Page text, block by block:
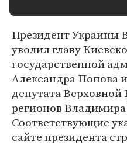
Президент Украины
уволил главу
государственной
Александра Попова
депутата
регионов
Соответствующие
сайте президента